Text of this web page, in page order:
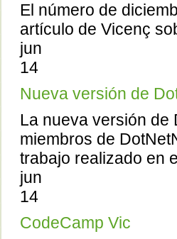
El número de
artículo de Vicenç
jun
14
Nueva versión de
La nueva versión de
miembros de
trabajo realizado en
jun
14
CodeCamp Vic